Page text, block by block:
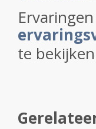
te